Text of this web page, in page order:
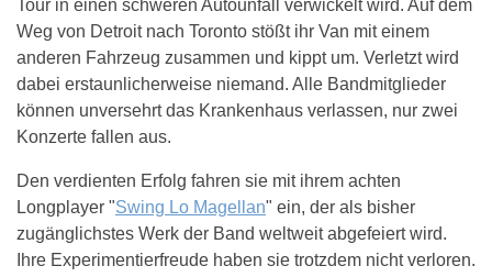
Tour in einen schweren Autounfall verwickelt wird. Auf dem
Weg von Detroit nach Toronto stößt ihr Van mit einem
anderen Fahrzeug zusammen und kippt um. Verletzt wird
dabei erstaunlicherweise niemand. Alle Bandmitglieder
können unversehrt das Krankenhaus verlassen, nur zwei
Konzerte fallen aus.
Den verdienten Erfolg fahren sie mit ihrem achten
Longplayer "Swing Lo Magellan" ein, der als bisher
zugänglichstes Werk der Band weltweit abgefeiert wird.
Ihre Experimentierfreude haben sie trotzdem nicht verloren.